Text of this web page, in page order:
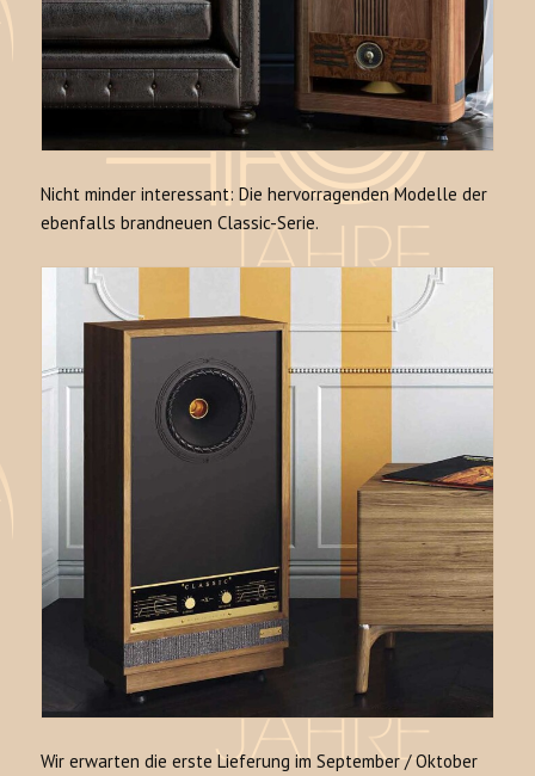
Nicht minder interessant: Die hervorragenden Modelle der
ebenfalls brandneuen Classic-Serie.
Wir erwarten die erste Lieferung im September / Oktober